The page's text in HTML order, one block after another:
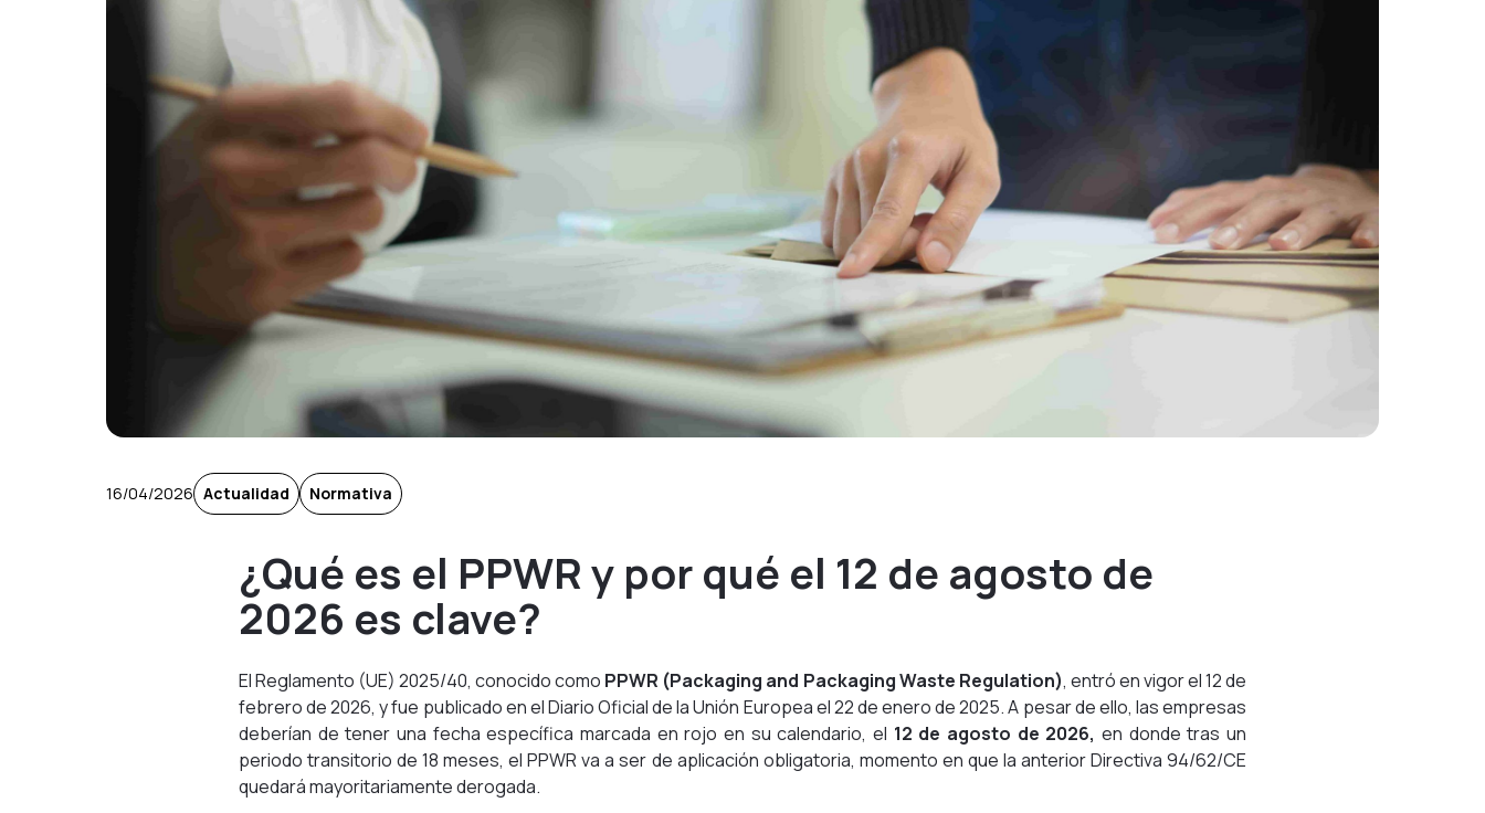
16/04/2026 Actualidad Normativa
¿Qué es el PPWR y por qué el 12 de agosto de
2026 es clave?
El Reglamento (UE) 2025/40, conocido como PPWR (Packaging and Packaging Waste Regulation), entró en vigor el 12 de
febrero de 2026, y fue publicado en el Diario Oficial de la Unión Europea el 22 de enero de 2025. A pesar de ello, las empresas
deberían de tener una fecha específica marcada en rojo en su calendario, el 12 de agosto de 2026,en donde tras un
periodo transitorio de 18 meses, el PPWR va a ser de aplicación obligatoria, momento en que la anterior Directiva 94/62/CE
quedará mayoritariamente derogada.